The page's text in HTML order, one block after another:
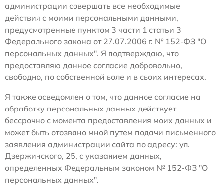
администрации совершать все необходимые
действия с моими персональными данными,
предусмотренные пунктом 3 части 1 статьи 3
Федерального закона от 27.07.2006 г. № 152-ФЗ "О
персональных данных". Я подтверждаю, что
предоставляю данное согласие добровольно,
свободно, по собственной воле и в своих интересах.
Я также осведомлен о том, что данное согласие на
обработку персональных данных действует
бессрочно с момента предоставления моих данных и
может быть отозвано мной путем подачи письменного
заявления администрации сайта по адресу: ул.
Дзержинского, 25, с указанием данных,
определенных Федеральным законом № 152-ФЗ "О
персональных данных".